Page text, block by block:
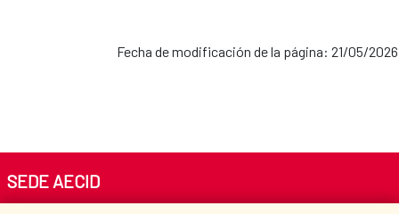
AECID en Perú
Dominicana
Fecha de modificación de la página: 21/05/2026
SEDE AECID